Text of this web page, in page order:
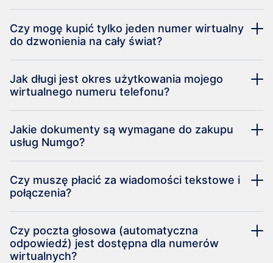
Czy mogę kupić tylko jeden numer wirtualny
do dzwonienia na cały świat?
Jak długi jest okres użytkowania mojego
wirtualnego numeru telefonu?
Jakie dokumenty są wymagane do zakupu
usług Numgo?
Czy muszę płacić za wiadomości tekstowe i
połączenia?
Czy poczta głosowa (automatyczna
odpowiedź) jest dostępna dla numerów
wirtualnych?